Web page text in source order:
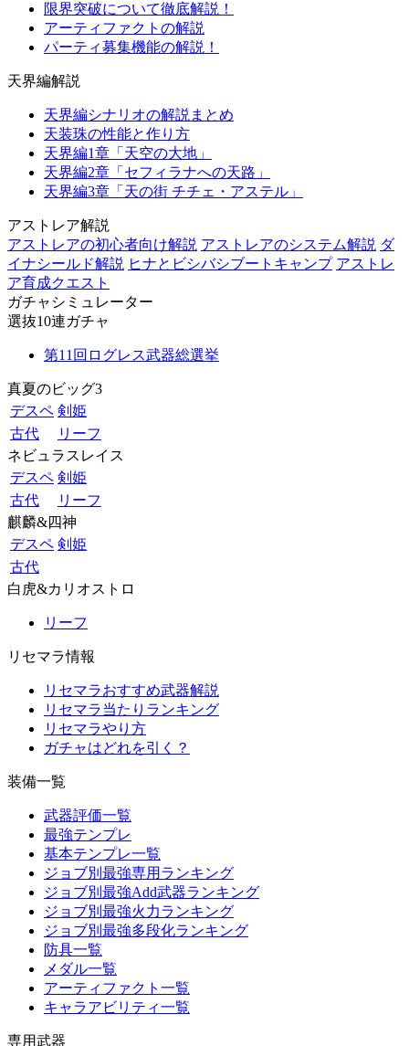
限界突破について徹底解説！
アーティファクトの解説
パーティ募集機能の解説！
天界編解説
天界編シナリオの解説まとめ
天装珠の性能と作り方
天界編1章「天空の大地」
天界編2章「セフィラナへの天路」
天界編3章「天の街 チチェ・アステル」
アストレア解説
アストレアの初心者向け解説 アストレアのシステム解説 ダ
イナシールド解説 ヒナとビシバシブートキャンプ アストレ
ア育成クエスト
ガチャシミュレーター
選抜10連ガチャ
第11回ログレス武器総選挙
真夏のビッグ3
デスペ 剣姫
古代
リーフ
ネビュラスレイス
デスペ 剣姫
古代
リーフ
麒麟&四神
デスペ 剣姫
古代
白虎&カリオストロ
リーフ
リセマラ情報
リセマラおすすめ武器解説
リセマラ当たりランキング
リセマラやり方
ガチャはどれを引く？
装備一覧
武器評価一覧
最強テンプレ
基本テンプレ一覧
ジョブ別最強専用ランキング
ジョブ別最強Add武器ランキング
ジョブ別最強火力ランキング
ジョブ別最強多段化ランキング
防具一覧
メダル一覧
アーティファクト一覧
キャラアビリティ一覧
専用武器